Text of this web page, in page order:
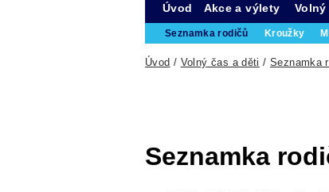
Úvod Akce a výlety
Seznamka rodičů Kroužky
Úvod / Volný čas a děti /Seznamka
Seznamka